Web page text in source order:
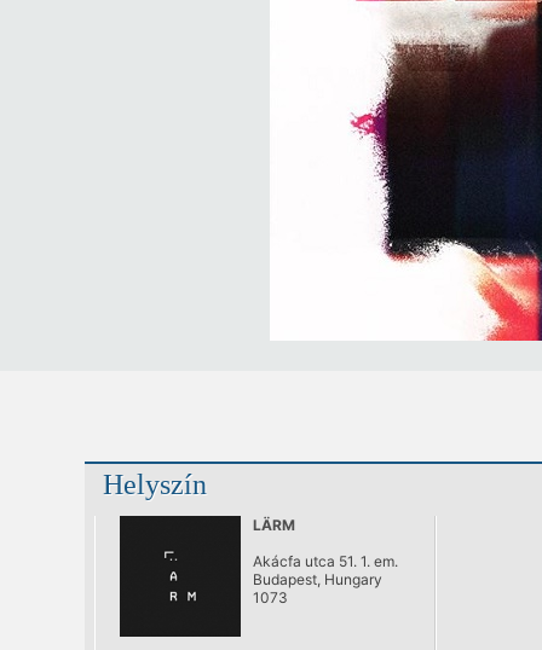
Helyszín
LÄRM
Akácfa utca 51. 1. em.
Budapest, Hungary
1073